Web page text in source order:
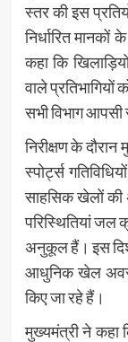
स्तर की इस
निर्धारित
कहा कि
वाले प्रतिभागियों
सभी विभाग
निरीक्षण के
स्पोर्ट्स
साहसिक खेलों की
परिस्थितियां जल
अनुकूल हैं। इस
आधुनिक खेल
किए जा रहे हैं।
मुख्यमंत्री ने कहा